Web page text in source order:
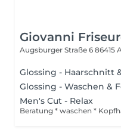
Giovanni
Augsburger Straße 6 86415
Glossing - Haarschnitt
Glossing - Waschen &
Men's Cut - Relax